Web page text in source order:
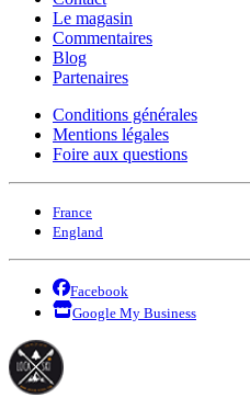
Le magasin
Commentaires
Blog
Partenaires
Conditions générales
Mentions légales
Foire aux questions
France
England
Facebook
Google My Business